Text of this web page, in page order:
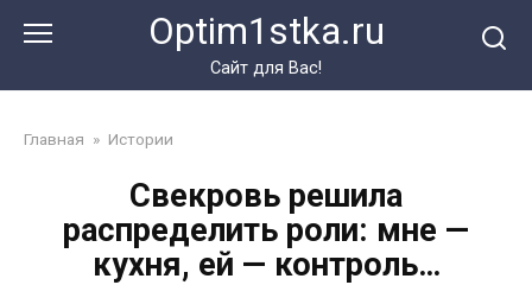
Optim1stka.ru
Сайт для Вас!
Главная » Истории
Свекровь решила
распределить роли: мне —
кухня, ей — контроль…